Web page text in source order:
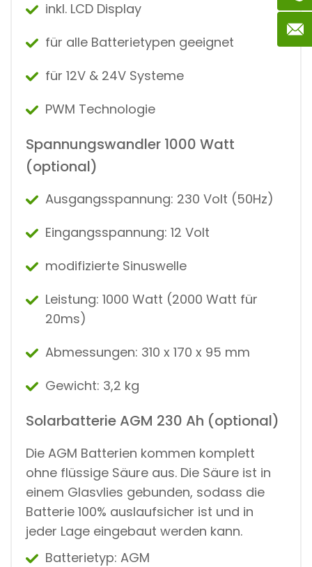
inkl. LCD Display
für alle Batterietypen geeignet
für 12V & 24V Systeme
PWM Technologie
Spannungswandler 1000 Watt
(optional)
Ausgangsspannung: 230 Volt (50Hz)
Eingangsspannung: 12 Volt
modifizierte Sinuswelle
Leistung: 1000 Watt (2000 Watt für
20ms)
Abmessungen: 310 x 170 x 95 mm
Gewicht: 3,2 kg
Solarbatterie AGM 230 Ah (optional)
Die AGM Batterien kommen komplett
ohne flüssige Säure aus. Die Säure ist in
einem Glasvlies gebunden, sodass die
Batterie 100% auslaufsicher ist und in
jeder Lage eingebaut werden kann.
Batterietyp: AGM